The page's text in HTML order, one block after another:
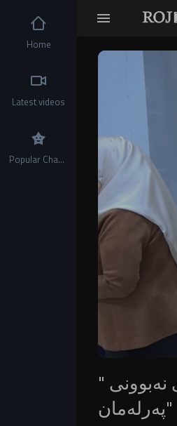
Video
" هەرێم لە ڕووی سیاسییەوە دەبێتە جێگەی ڕەخنە بەهۆى نەبوونی
پەرلەمان"
Home
Latest videos
Popular Channels